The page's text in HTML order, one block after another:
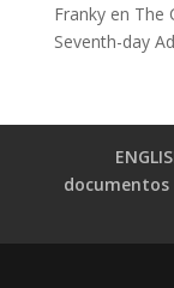
Frankyen The
Seventh-day
documentos